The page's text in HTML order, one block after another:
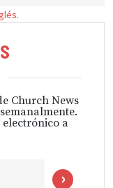
Church News
a